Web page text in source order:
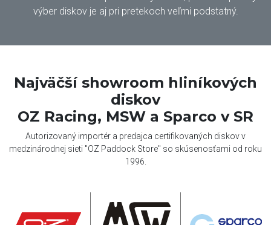
výber diskov je aj pri pretekoch veľmi podstatný.
Najväčší showroom hliníkových
diskov
OZ Racing, MSW a Sparco v SR
Autorizovaný importér a predajca certifikovaných diskov v
medzinárodnej sieti "OZ Paddock Store" so skúsenosťami od roku
1996.